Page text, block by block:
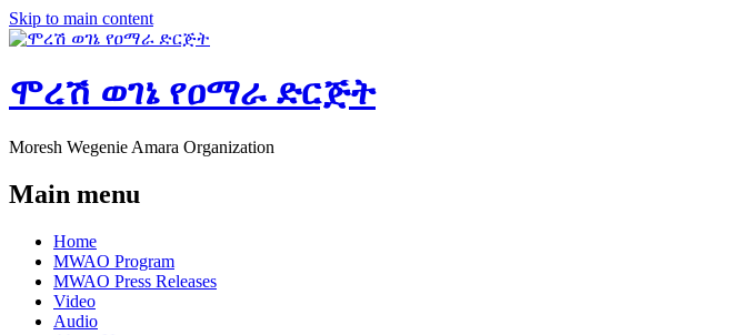
Skip to main content
ሞረሽ ወገኔ የዐማራ ድርጅት
Moresh Wegenie Amara Organization
Main menu
Home
MWAO Program
MWAO Press Releases
Video
Audio